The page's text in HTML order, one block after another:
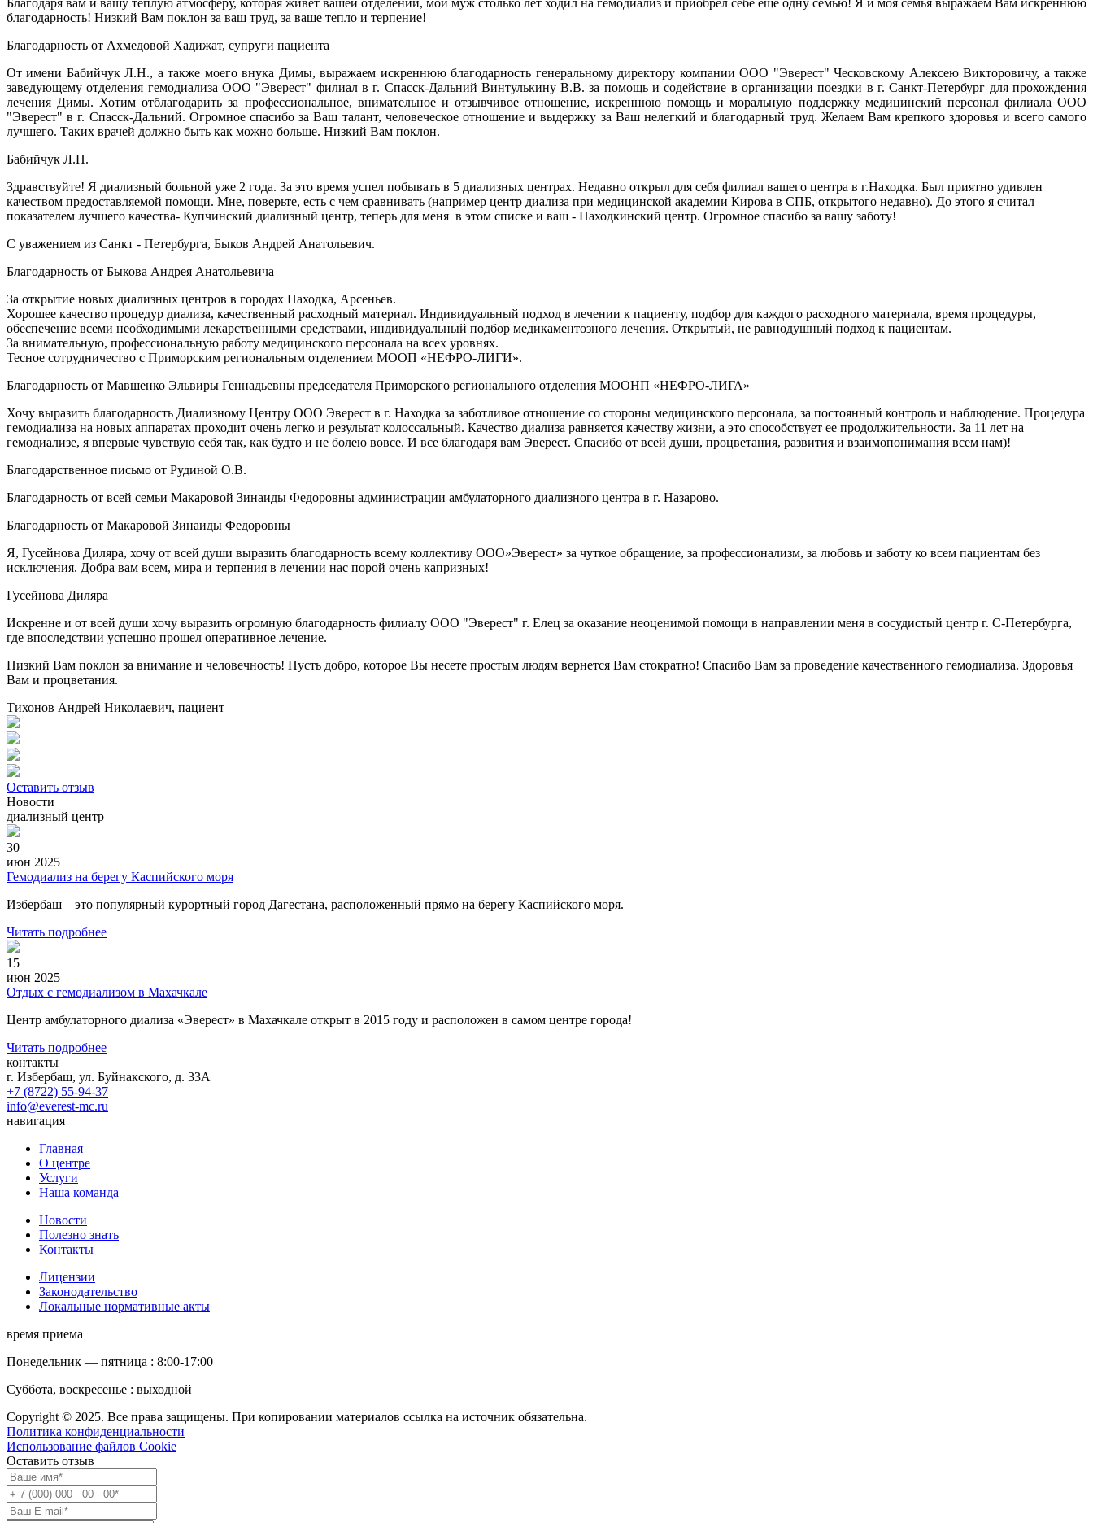
Благодаря вам и вашу теплую атмосферу, которая живет вашей отделении, мой муж столько лет ходил на гемодиализ и приобрел себе еще одну семью! Я и моя семья выражаем Вам искреннюю
благодарность! Низкий Вам поклон за ваш труд, за ваше тепло и терпение!
Благодарность от Ахмедовой Хадижат, супруги пациента
От имени Бабийчук Л.Н., а также моего внука Димы, выражаем искреннюю благодарность генеральному директору компании ООО "Эверест" Ческовскому Алексею Викторовичу, а также
заведующему отделения гемодиализа ООО "Эверест" филиал в г. Спасск-Дальний Винтулькину В.В. за помощь и содействие в организации поездки в г. Санкт-Петербург для прохождения
лечения Димы. Хотим отблагодарить за профессиональное, внимательное и отзывчивое отношение, искреннюю помощь и моральную поддержку медицинский персонал филиала ООО
"Эверест" в г. Спасск-Дальний. Огромное спасибо за Ваш талант, человеческое отношение и выдержку за Ваш нелегкий и благодарный труд. Желаем Вам крепкого здоровья и всего самого
лучшего. Таких врачей должно быть как можно больше. Низкий Вам поклон.
Бабийчук Л.Н.
Здравствуйте! Я диализный больной уже 2 года. За это время успел побывать в 5 диализных центрах. Недавно открыл для себя филиал вашего центра в г.Находка. Был приятно удивлен
качеством предоставляемой помощи. Мне, поверьте, есть с чем сравнивать (например центр диализа при медицинской академии Кирова в СПБ, открытого недавно). До этого я считал
показателем лучшего качества- Купчинский диализный центр, теперь для меня в этом списке и ваш - Находкинский центр. Огромное спасибо за вашу заботу!
С уважением из Санкт - Петербурга, Быков Андрей Анатольевич.
Благодарность от Быкова Андрея Анатольевича
За открытие новых диализных центров в городах Находка, Арсеньев.
Хорошее качество процедур диализа, качественный расходный материал. Индивидуальный подход в лечении к пациенту, подбор для каждого расходного материала, время процедуры,
обеспечение всеми необходимыми лекарственными средствами, индивидуальный подбор медикаментозного лечения. Открытый, не равнодушный подход к пациентам.
За внимательную, профессиональную работу медицинского персонала на всех уровнях.
Тесное сотрудничество с Приморским региональным отделением МООП «НЕФРО-ЛИГИ».
Благодарность от Мавшенко Эльвиры Геннадьевны председателя Приморского регионального отделения МООНП «НЕФРО-ЛИГА»
Хочу выразить благодарность Диализному Центру ООО Эверест в г. Находка за заботливое отношение со стороны медицинского персонала, за постоянный контроль и наблюдение. Процедура
гемодиализа на новых аппаратах проходит очень легко и результат колоссальный. Качество диализа равняется качеству жизни, а это способствует ее продолжительности. За 11 лет на
гемодиализе, я впервые чувствую себя так, как будто и не болею вовсе. И все благодаря вам Эверест. Спасибо от всей души, процветания, развития и взаимопонимания всем нам)!
Благодарственное письмо от Рудиной О.В.
Благодарность от всей семьи Макаровой Зинаиды Федоровны администрации амбулаторного диализного центра в г. Назарово.
Благодарность от Макаровой Зинаиды Федоровны
Я, Гусейнова Диляра, хочу от всей души выразить благодарность всему коллективу ООО»Эверест» за чуткое обращение, за профессионализм, за любовь и заботу ко всем пациентам без
исключения. Добра вам всем, мира и терпения в лечении нас порой очень капризных!
Гусейнова Диляра
Искренне и от всей души хочу выразить огромную благодарность филиалу ООО "Эверест" г. Елец за оказание неоценимой помощи в направлении меня в сосудистый центр г. С-Петербурга,
где впоследствии успешно прошел оперативное лечение.
Низкий Вам поклон за внимание и человечность! Пусть добро, которое Вы несете простым людям вернется Вам стократно! Спасибо Вам за проведение качественного гемодиализа. Здоровья
Вам и процветания.
Тихонов Андрей Николаевич, пациент
Оставить отзыв
Новости
диализный центр
30
июн 2025
Гемодиализ на берегу Каспийского моря
Избербаш – это популярный курортный город Дагестана, расположенный прямо на берегу Каспийского моря.
Читать подробнее
15
июн 2025
Отдых с гемодиализом в Махачкале
Центр амбулаторного диализа «Эверест» в Махачкале открыт в 2015 году и расположен в самом центре города!
Читать подробнее
контакты
г. Избербаш, ул. Буйнакского, д. 33А
+7 (8722) 55-94-37
info@everest-mc.ru
навигация
Главная
О центре
Услуги
Наша команда
Новости
Полезно знать
Контакты
Лицензии
Законодательство
Локальные нормативные акты
время приема
Понедельник — пятница : 8:00-17:00
Суббота, воскресенье : выходной
Copyright © 2025. Все права защищены. При копировании материалов ссылка на источник обязательна.
Политика конфиденциальности
Использование файлов Cookie
Оставить отзыв